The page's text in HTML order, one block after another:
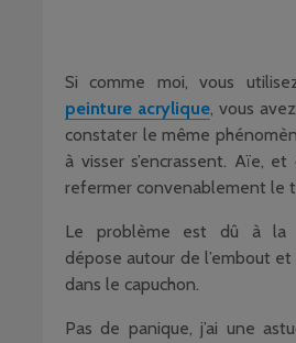
Si comme moi, vous
peinture acrylique, vous
constater le même
à visser s’encrassent. Aïe, et
refermer convenablement le
Le problème est dû à la
dépose autour de l’embout
dans le capuchon.
Pas de panique, j’ai une